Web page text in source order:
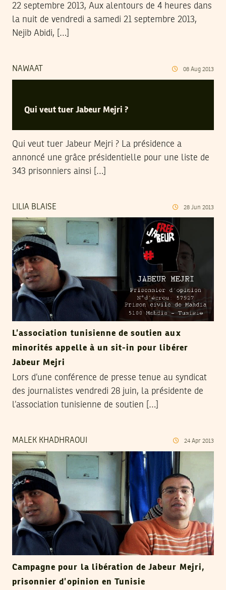
22 septembre 2013, Aux alentours de 4 heures dans
la nuit de vendredi a samedi 21 septembre 2013,
Nejib Abidi, […]
NAWAAT 08 Aug 2013
Qui veut tuer Jabeur Mejri ?
Qui veut tuer Jabeur Mejri ? La présidence a
annoncé une grâce présidentielle pour une liste de
343 prisonniers ainsi […]
LILIA BLAISE 28 Jun 2013
L’association tunisienne de soutien aux
minorités appelle à un sit-in pour libérer
Jabeur Mejri
Lors d’une conférence de presse tenue au syndicat
des journalistes vendredi 28 juin, la présidente de
l’association tunisienne de soutien […]
MALEK KHADHRAOUI 24 Apr 2013
Campagne pour la libération de Jabeur Mejri,
prisonnier d’opinion en Tunisie